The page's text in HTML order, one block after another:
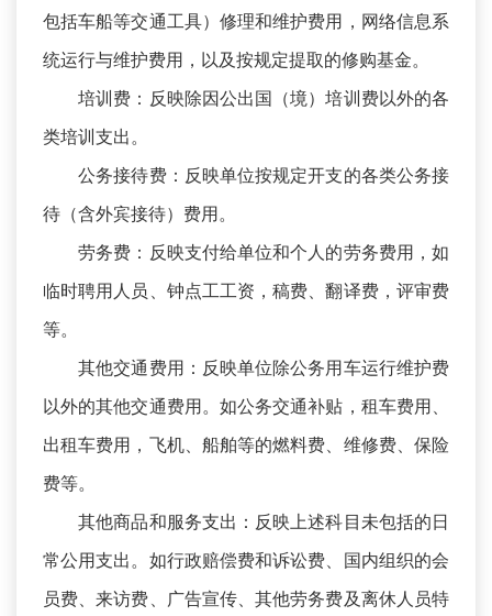
包括车船等交通工具）修理和维护费用，网络信息系
统运行与维护费用，以及按规定提取的修购基金。
培训费：反映除因公出国（境）培训费以外的各
类培训支出。
公务接待费：反映单位按规定开支的各类公务接
待（含外宾接待）费用。
劳务费：反映支付给单位和个人的劳务费用，如
临时聘用人员、钟点工工资，稿费、翻译费，评审费
等。
其他交通费用：反映单位除公务用车运行维护费
以外的其他交通费用。如公务交通补贴，租车费用、
出租车费用，飞机、船舶等的燃料费、维修费、保险
费等。
其他商品和服务支出：反映上述科目未包括的日
常公用支出。如行政赔偿费和诉讼费、国内组织的会
员费、来访费、广告宣传、其他劳务费及离休人员特